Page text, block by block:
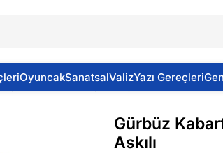
OyuncakSanatsalValizYazı Gereçleri
70100 Cm. Siyasi / Çıta Askılı
Gürbüz
Askılı